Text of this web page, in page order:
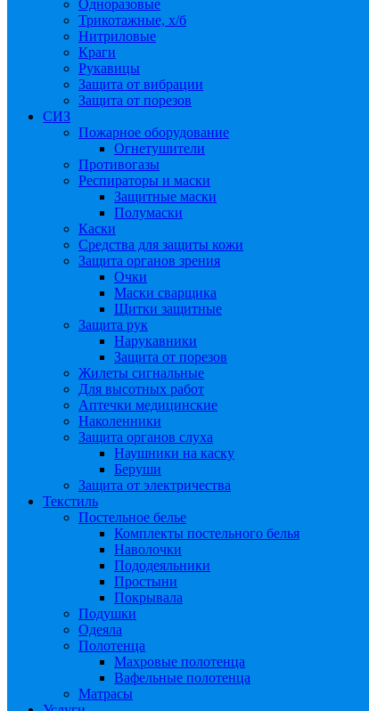
Одноразовые
Трикотажные, х/б
Нитриловые
Краги
Рукавицы
Защита от вибрации
Защита от порезов
СИЗ
Пожарное оборудование
Огнетушители
Противогазы
Респираторы и маски
Защитные маски
Полумаски
Каски
Средства для защиты кожи
Защита органов зрения
Очки
Маски сварщика
Щитки защитные
Защита рук
Нарукавники
Защита от порезов
Жилеты сигнальные
Для высотных работ
Аптечки медицинские
Наколенники
Защита органов слуха
Наушники на каску
Беруши
Защита от электричества
Текстиль
Постельное белье
Комплекты постельного белья
Наволочки
Пододеяльники
Простыни
Покрывала
Подушки
Одеяла
Полотенца
Махровые полотенца
Вафельные полотенца
Матрасы